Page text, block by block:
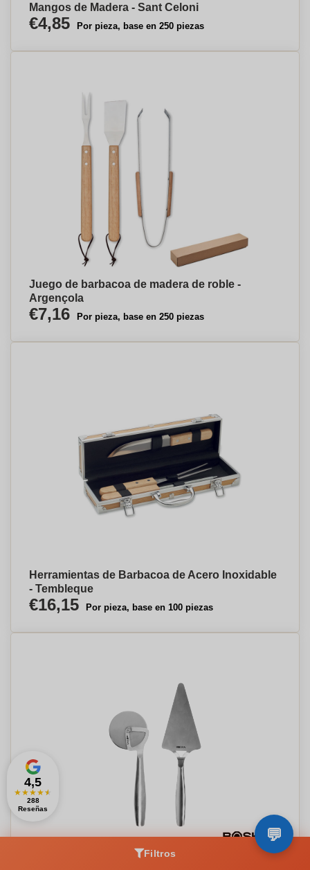
Mangos de Madera - Sant Celoni
€4,85 Por pieza, base en 250 piezas
Juego de barbacoa de madera de roble -
Argençola
€7,16 Por pieza, base en 250 piezas
Herramientas de Barbacoa de Acero Inoxidable
- Tembleque
€16,15 Por pieza, base en 100 piezas
Filtros
4,5
★★★★★
288
Reseñas